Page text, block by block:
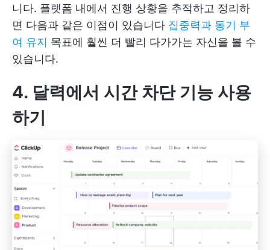
니다. 플랫폼 내에서 진행 상황을 추적하고 정리하
면 다음과 같은 이점이 있습니다 집중력과 동기 부
여 유지 목표에 훨씬 더 빨리 다가가는 자신을 볼 수
있습니다.
4. 달력에서 시간 차단 기능 사용
하기